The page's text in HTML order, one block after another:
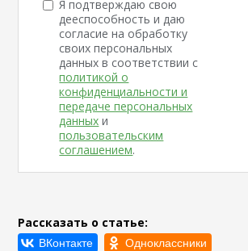
Я подтверждаю свою
дееспособность и даю
согласие на обработку
своих персональных
данных в соответствии с
политикой о
конфиденциальности и
передаче персональных
данных и
пользовательским
соглашением.
Рассказать о статье: